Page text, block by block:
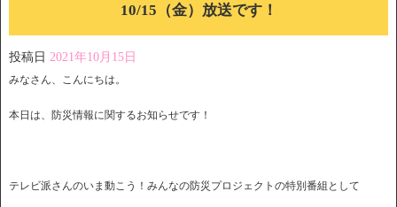
10/15（金）放送です！
投稿日 2021年10月15日
みなさん、こんにちは。
本日は、防災情報に関するお知らせです！
テレビ派さんのいま動こう！みんなの防災プロジェクトの特別番組として